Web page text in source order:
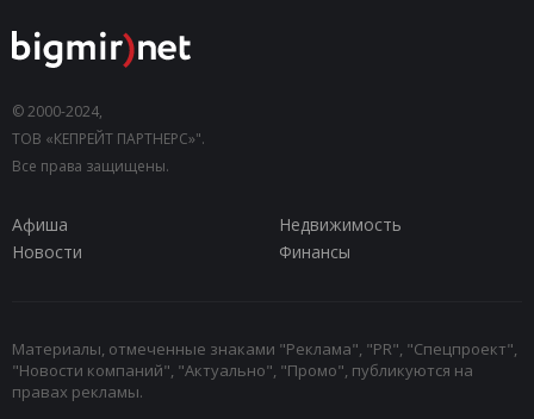
© 2000-2024,
ТОВ «КЕПРЕЙТ ПАРТНЕРС»".
Все права защищены.
Афиша
Недвижимость
Новости
Финансы
Материалы, отмеченные знаками "Реклама", "PR", "Спецпроект",
"Новости компаний", "Актуально", "Промо", публикуются на
правах рекламы.